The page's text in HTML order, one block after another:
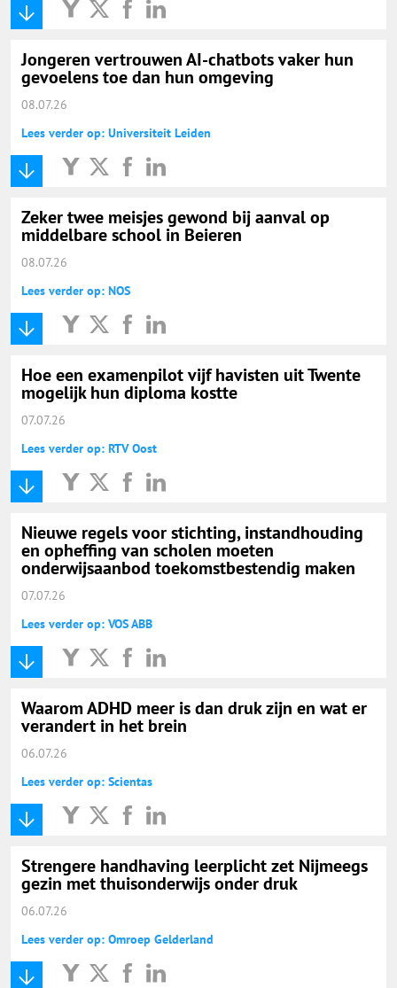
Jongeren vertrouwen AI-chatbots vaker hun
gevoelens toe dan hun omgeving
08.07.26
Lees verder op: Universiteit Leiden
Zeker twee meisjes gewond bij aanval op
middelbare school in Beieren
08.07.26
Lees verder op: NOS
Hoe een examenpilot vijf havisten uit Twente
mogelijk hun diploma kostte
07.07.26
Lees verder op: RTV Oost
Nieuwe regels voor stichting, instandhouding
en opheffing van scholen moeten
onderwijsaanbod toekomstbestendig maken
07.07.26
Lees verder op: VOS ABB
Waarom ADHD meer is dan druk zijn en wat er
verandert in het brein
06.07.26
Lees verder op: Scientas
Strengere handhaving leerplicht zet Nijmeegs
gezin met thuisonderwijs onder druk
06.07.26
Lees verder op: Omroep Gelderland